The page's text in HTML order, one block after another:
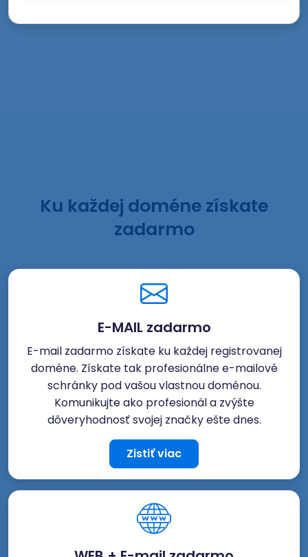
Ku každej doméne získate
zadarmo
E-MAIL zadarmo
E-mail zadarmo získate ku každej registrovanej
doméne. Získate tak profesionálne e-mailové
schránky pod vašou vlastnou doménou.
Komunikujte ako profesionál a zvýšte
dôveryhodnosť svojej značky ešte dnes.
Zistiť viac